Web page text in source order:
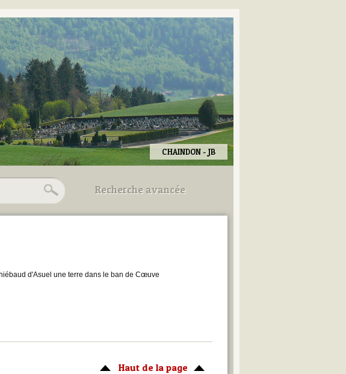
CHAINDON - JB
Recherche avancée
Utilisez les champs ci-dessous
d'Asuel une terre dans le ban de Cœuve
Haut de la page